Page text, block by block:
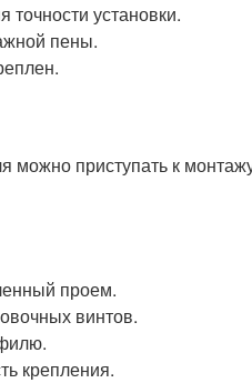
точности установки.
пены.
можно приступать к
проем.
винтов.
крепления.